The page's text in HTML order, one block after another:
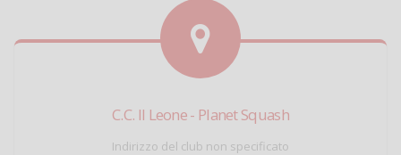
C.C. Il Leone - Planet Squash
Indirizzo del club non specificato